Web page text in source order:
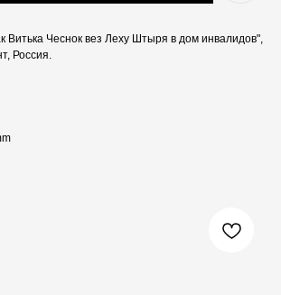
Витька Чеснок вез Леху Штыря в дом инвалидов",
Россия.